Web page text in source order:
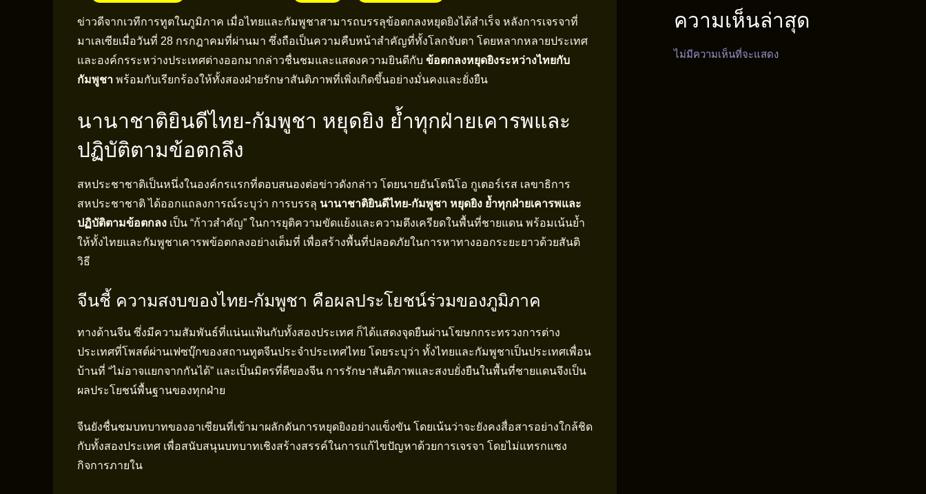
ข่าวดีจากเวทีการทูตในภูมิภาค เมื่อไทยและกัมพูชาสามารถบรรลุข้อตกลงหยุดยิงได้สำเร็จ หลังการเจรจาที่
มาเลเซียเมื่อวันที่ 28 กรกฎาคมที่ผ่านมา ซึ่งถือเป็นความคืบหน้าสำคัญที่ทั้งโลกจับตา โดยหลากหลายประเทศ
และองค์กรระหว่างประเทศต่างออกมากล่าวชื่นชมและแสดงความยินดีกับ ข้อตกลงหยุดยิงระหว่างไทยกับ
กัมพูชา พร้อมกับเรียกร้องให้ทั้งสองฝ่ายรักษาสันติภาพที่เพิ่งเกิดขึ้นอย่างมั่นคงและยั่งยืน
นานาชาติยินดีไทย-กัมพูชา หยุดยิง ย้ำทุกฝ่ายเคารพและ
ปฏิบัติตามข้อตกลึง
สหประชาชาติเป็นหนึ่งในองค์กรแรกที่ตอบสนองต่อข่าวดังกล่าว โดยนายอันโตนิโอ กูเตอร์เรส เลขาธิการ
สหประชาชาติ ได้ออกแถลงการณ์ระบุว่า การบรรลุ นานาชาติยินดีไทย-กัมพูชา หยุดยิง ย้ำทุกฝ่ายเคารพและ
ปฏิบัติตามข้อตกลง เป็น “ก้าวสำคัญ” ในการยุติความขัดแย้งและความตึงเครียดในพื้นที่ชายแดน พร้อมเน้นย้ำ
ให้ทั้งไทยและกัมพูชาเคารพข้อตกลงอย่างเต็มที่ เพื่อสร้างพื้นที่ปลอดภัยในการหาทางออกระยะยาวด้วยสันติ
วิธี
จีนชี้ ความสงบของไทย-กัมพูชา คือผลประโยชน์ร่วมของภูมิภาค
ทางด้านจีน ซึ่งมีความสัมพันธ์ที่แน่นแฟ้นกับทั้งสองประเทศ ก็ได้แสดงจุดยืนผ่านโฆษกกระทรวงการต่าง
ประเทศที่โพสต์ผ่านเฟซบุ๊กของสถานทูตจีนประจำประเทศไทย โดยระบุว่า ทั้งไทยและกัมพูชาเป็นประเทศเพื่อน
บ้านที่ “ไม่อาจแยกจากกันได้” และเป็นมิตรที่ดีของจีน การรักษาสันติภาพและสงบยั่งยืนในพื้นที่ชายแดนจึงเป็น
ผลประโยชน์พื้นฐานของทุกฝ่าย
จีนยังชื่นชมบทบาทของอาเซียนที่เข้ามาผลักดันการหยุดยิงอย่างแข็งขัน โดยเน้นว่าจะยังคงสื่อสารอย่างใกล้ชิด
กับทั้งสองประเทศ เพื่อสนับสนุนบทบาทเชิงสร้างสรรค์ในการแก้ไขปัญหาด้วยการเจรจา โดยไม่แทรกแซง
กิจการภายใน
ความเห็นล่าสุด
ไม่มีความเห็นที่จะแสดง